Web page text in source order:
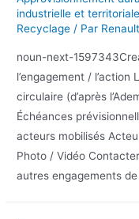
industrielle et territoriale
Recyclage / Par Renault
noun-next-
l’engagement / l’action
circulaire (d’après
Échéances
acteurs mobilisés
Photo / Vidéo
autres engagements de